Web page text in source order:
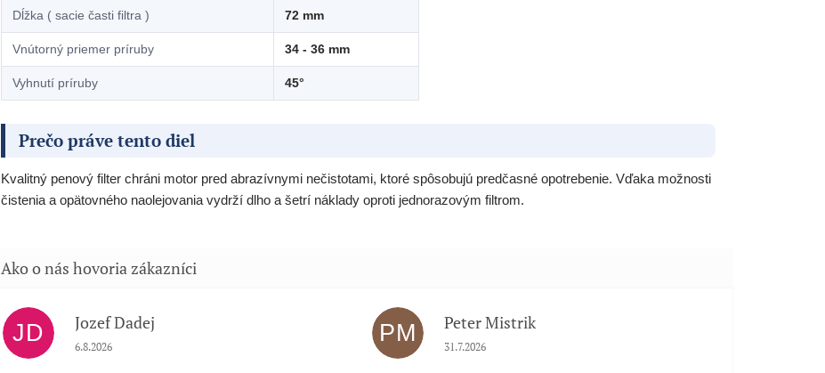
Dĺžka ( sacie časti filtra ) 72 mm
Vnútorný priemer príruby 34 - 36 mm
Vyhnutí príruby 45°
Prečo práve tento diel
Kvalitný penový filter chráni motor pred abrazívnymi nečistotami, ktoré spôsobujú predčasné opotrebenie. Vďaka možnosti
čistenia a opätovného naolejovania vydrží dlho a šetrí náklady oproti jednorazovým filtrom.
JD Jozef Dadej
Hodnotenie obchodu je 5 z 5 hviezdičiek.
6.8.2026
PM Peter Mistrik
Hodnotenie obchodu je 5 z 5 hviezdičiek.
31.7.2026